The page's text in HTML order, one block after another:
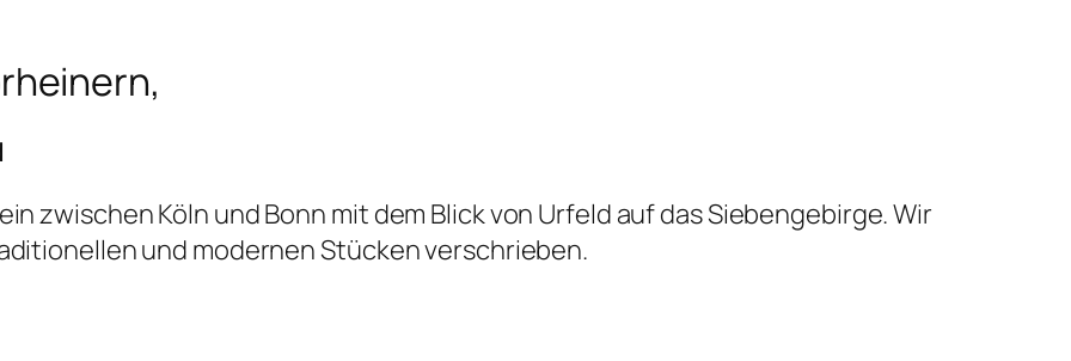
zwischen Köln und Bonn mit dem Blick von Urfeld auf das Siebengebirge. Wir
und modernen Stücken verschrieben.